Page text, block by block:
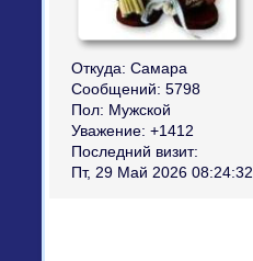
Откуда: Самара
Сообщений: 5798
Пол: Мужской
Уважение: +1412
Последний визит:
Пт, 29 Май 2026 08:24:32